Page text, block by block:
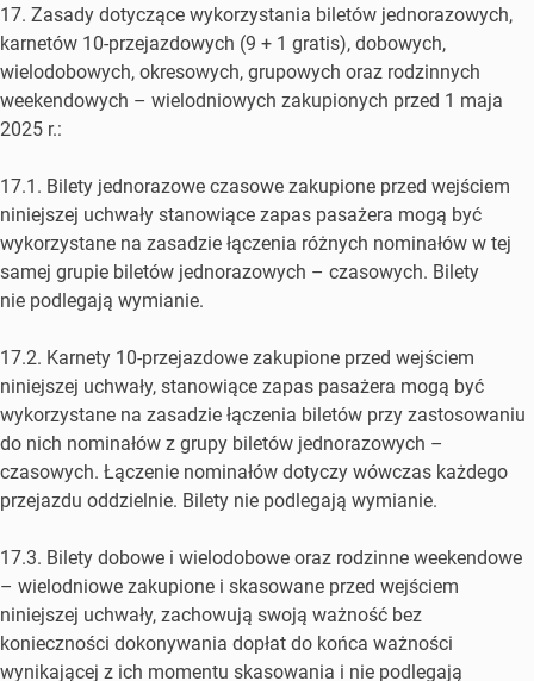
17. Zasady dotyczące wykorzystania biletów jednorazowych,
karnetów 10-przejazdowych (9 + 1 gratis), dobowych,
wielodobowych, okresowych, grupowych oraz rodzinnych
weekendowych – wielodniowych zakupionych przed 1 maja
2025 r.:
17.1. Bilety jednorazowe czasowe zakupione przed wejściem
niniejszej uchwały stanowiące zapas pasażera mogą być
wykorzystane na zasadzie łączenia różnych nominałów w tej
samej grupie biletów jednorazowych – czasowych. Bilety
nie podlegają wymianie.
17.2. Karnety 10-przejazdowe zakupione przed wejściem
niniejszej uchwały, stanowiące zapas pasażera mogą być
wykorzystane na zasadzie łączenia biletów przy zastosowaniu
do nich nominałów z grupy biletów jednorazowych –
czasowych. Łączenie nominałów dotyczy wówczas każdego
przejazdu oddzielnie. Bilety nie podlegają wymianie.
17.3. Bilety dobowe i wielodobowe oraz rodzinne weekendowe
– wielodniowe zakupione i skasowane przed wejściem
niniejszej uchwały, zachowują swoją ważność bez
konieczności dokonywania dopłat do końca ważności
wynikającej z ich momentu skasowania i nie podlegają